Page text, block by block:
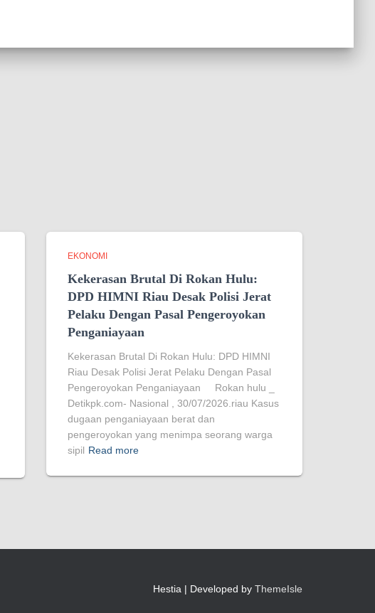
EKONOMI
Kekerasan Brutal Di Rokan Hulu:
DPD HIMNI Riau Desak Polisi Jerat
Pelaku Dengan Pasal Pengeroyokan
Penganiayaan
Kekerasan Brutal Di Rokan Hulu: DPD HIMNI
Riau Desak Polisi Jerat Pelaku Dengan Pasal
Pengeroyokan Penganiayaan Rokan hulu _
Detikpk.com- Nasional , 30/07/2026.riau Kasus
dugaan penganiayaan berat dan
pengeroyokan yang menimpa seorang warga
sipil Read more
Hestia | Developed by ThemeIsle